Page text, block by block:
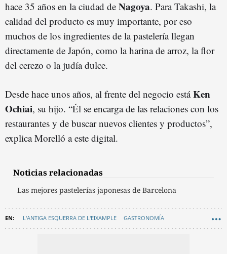
hace 35 años en la ciudad de Nagoya. Para Takashi, la
calidad del producto es muy importante, por eso
muchos de los ingredientes de la pastelería llegan
directamente de Japón, como la harina de arroz, la flor
del cerezo o la judía dulce.
Desde hace unos años, al frente del negocio estáKen
Ochiai, su hijo. “Él se encarga de las relaciones con los
restaurantes y de buscar nuevos clientes y productos”,
explica Morelló a este digital.
Noticias relacionadas
Las mejores pastelerías japonesas de Barcelona
L'ANTIGA ESQUERRA DE L'EIXAMPLE GASTRONOMÍA